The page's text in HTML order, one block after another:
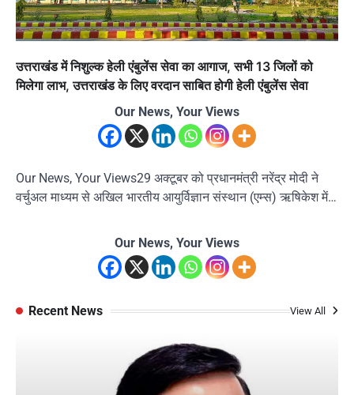
उत्तराखंड में निशुल्क हेली एंबुलेंस सेवा का आगाज, सभी 13 जिलों को
मिलेगा लाभ, उत्तराखंड के लिए वरदान साबित होगी हेली एंबुलेंस सेवा
Our News, Your Views
Our News, Your Views29 अक्टूबर को प्रधानमंत्री नरेंद्र मोदी ने
वर्चुअल माध्यम से अखिल भारतीय आयुर्विज्ञान संस्थान (एम्स) ऋषिकेश में…
Our News, Your Views
Recent News View All